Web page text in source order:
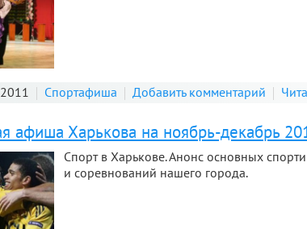
Спортафиша Добавить комментарий
афиша Харькова на ноябрь-декабрь
Спорт в Харькове. Анонс основных
и соревнований нашего города.